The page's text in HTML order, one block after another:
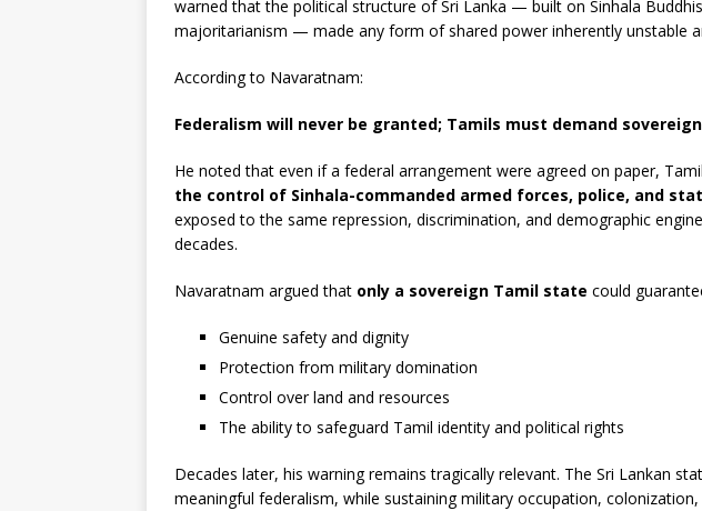
warned that the political structure of Sri Lanka — built on Sinhala
majoritarianism — made any form of shared power inherently unstable
According to Navaratnam:
Federalism will never be granted; Tamils must demand
He noted that even if a federal arrangement were agreed on paper,
the control of Sinhala-commanded armed forces, police, and
exposed to the same repression, discrimination, and demographic
decades.
Navaratnam argued that only a sovereign Tamil state could
Genuine safety and dignity
Protection from military domination
Control over land and resources
The ability to safeguard Tamil identity and political rights
Decades later, his warning remains tragically relevant. The Sri Lankan
meaningful federalism, while sustaining military occupation,